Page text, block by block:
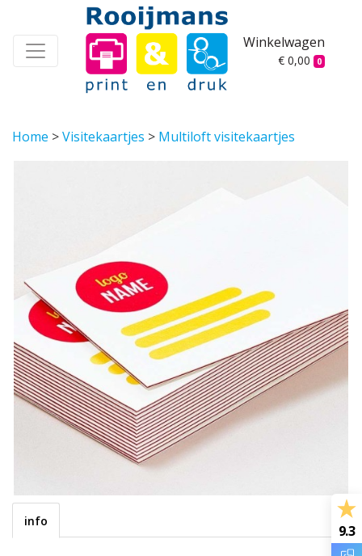
Winkelwagen
€ 0,00 0
Home >Visitekaartjes > Multiloft visitekaartjes
info
9.3